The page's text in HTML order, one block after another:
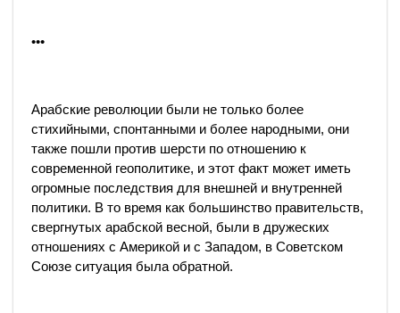
•••
Арабские революции были не только более
стихийными, спонтанными и более народными, они
также пошли против шерсти по отношению к
современной геополитике, и этот факт может иметь
огромные последствия для внешней и внутренней
политики. В то время как большинство правительств,
свергнутых арабской весной, были в дружеских
отношениях с Америкой и с Западом, в Советском
Союзе ситуация была обратной.